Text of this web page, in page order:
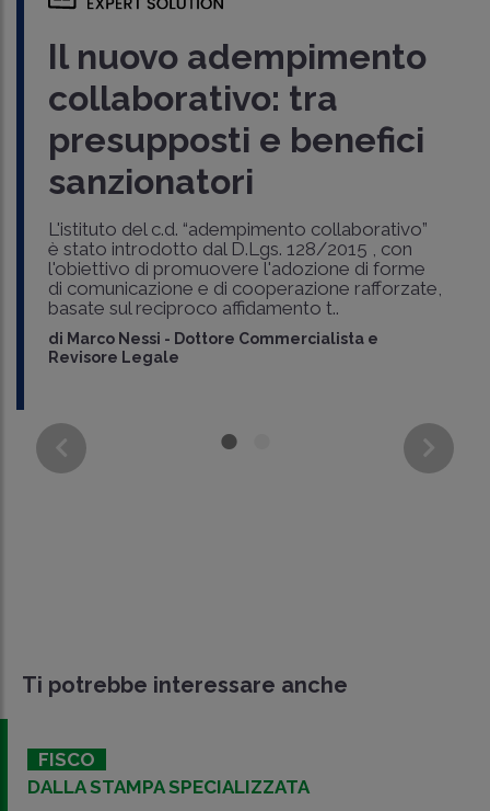
Il nuovo adempimento
collaborativo: tra
presupposti e benefici
sanzionatori
L'istituto del c.d. “adempimento collaborativo”
è stato introdotto dal D.Lgs. 128/2015 , con
l'obiettivo di promuovere l'adozione di forme
di comunicazione e di cooperazione rafforzate,
basate sul reciproco affidamento t..
di Marco Nessi - Dottore Commercialista e
Revisore Legale
Ti potrebbe interessare anche
FISCO
DALLA STAMPA SPECIALIZZATA